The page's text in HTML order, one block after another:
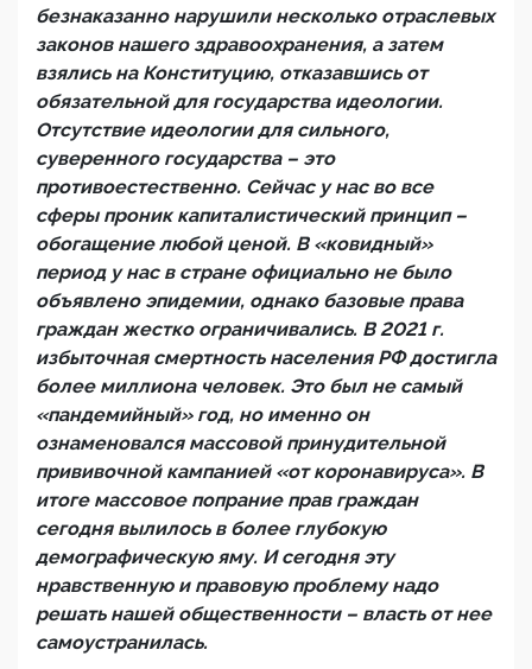
безнаказанно нарушили несколько отраслевых
законов нашего здравоохранения, а затем
взялись на Конституцию, отказавшись от
обязательной для государства идеологии.
Отсутствие идеологии для сильного,
суверенного государства – это
противоестественно. Сейчас у нас во все
сферы проник капиталистический принцип –
обогащение любой ценой. В «ковидный»
период у нас в стране официально не было
объявлено эпидемии, однако базовые права
граждан жестко ограничивались. В 2021 г.
избыточная смертность населения РФ достигла
более миллиона человек. Это был не самый
«пандемийный» год, но именно он
ознаменовался массовой принудительной
прививочной кампанией «от коронавируса». В
итоге массовое попрание прав граждан
сегодня вылилось в более глубокую
демографическую яму. И сегодня эту
нравственную и правовую проблему надо
решать нашей общественности – власть от нее
самоустранилась.